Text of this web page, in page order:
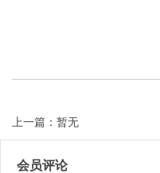
上一篇：暂无
会员评论